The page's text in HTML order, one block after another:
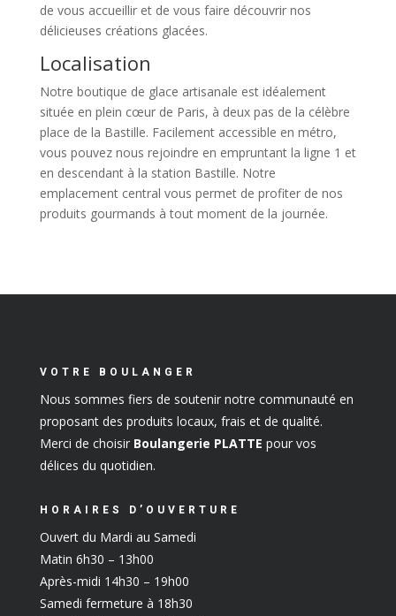
de vous accueillir et de vous faire découvrir nos
délicieuses créations glacées.
Localisation
Notre boutique de glace artisanale est idéalement
située en plein cœur de Paris, à deux pas de la célèbre
place de la Bastille. Facilement accessible en métro,
vous pouvez nous rejoindre en empruntant la ligne 1 et
en descendant à la station Bastille. Notre
emplacement central vous permet de profiter de nos
produits gourmands à tout moment de la journée.
VOTRE BOULANGER
Nous sommes fiers de soutenir notre communauté en
proposant des produits locaux, frais et de qualité.
Merci de choisir Boulangerie PLATTE pour vos
délices du quotidien.
HORAIRES D’OUVERTURE
Ouvert du Mardi au Samedi
Matin 6h30 – 13h00
Après-midi 14h30 – 19h00
Samedi fermeture à 18h30